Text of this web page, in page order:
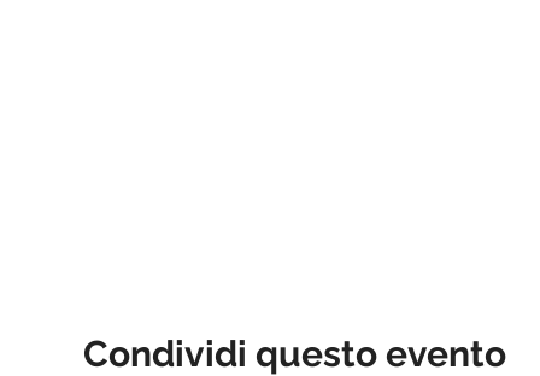
Condividi questo evento